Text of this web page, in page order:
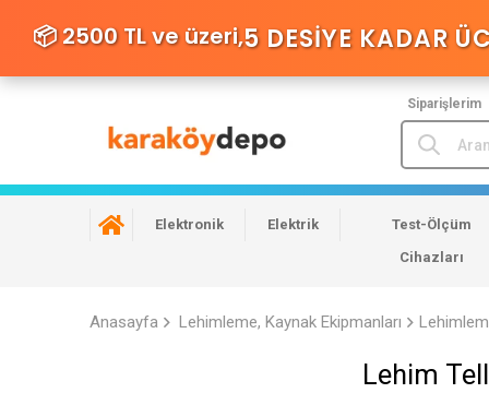
Siparişlerim
📦 2500 TL ve üzeri,5 DESIYE KADAR
Elektronik Elektrik
Test-Ölçüm
Cihazları
Anasayfa Lehimleme, Kaynak Ekipmanları
Lehim